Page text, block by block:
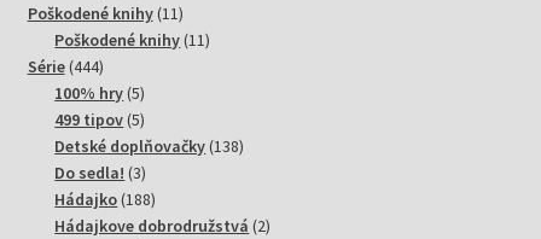
produktov
Poškodené knihy 1111
produktov
Poškodené knihy 1111
Série 444444
produktov
100% hry 55
produktov
499 tipov 55
produktov
Detské doplňovačky 138138
Do sedla! 33
produkty
Hádajko 188188
produktov
Hádajkove dobrodružstvá 22